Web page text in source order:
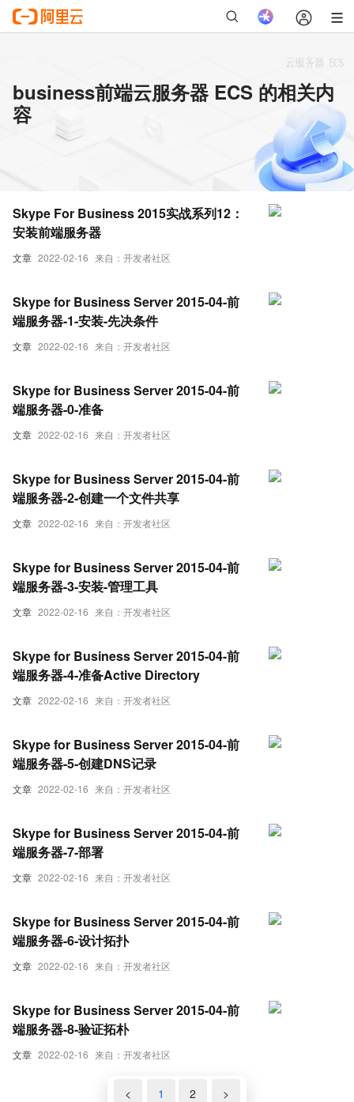
business前端云服务器 ECS 的相关内
容
文章 2022-02-16 来自：开发者社区
Skype For Business 2015实战系列12：
安装前端服务器
文章 2022-02-16 来自：开发者社区
Skype for Business Server 2015-04-前
端服务器-1-安装-先决条件
文章 2022-02-16 来自：开发者社区
Skype for Business Server 2015-04-前
端服务器-0-准备
文章 2022-02-16 来自：开发者社区
Skype for Business Server 2015-04-前
端服务器-2-创建一个文件共享
文章 2022-02-16 来自：开发者社区
Skype for Business Server 2015-04-前
端服务器-3-安装-管理工具
文章 2022-02-16 来自：开发者社区
Skype for Business Server 2015-04-前
端服务器-4-准备Active Directory
文章 2022-02-16 来自：开发者社区
Skype for Business Server 2015-04-前
端服务器-5-创建DNS记录
文章 2022-02-16 来自：开发者社区
Skype for Business Server 2015-04-前
端服务器-7-部署
文章 2022-02-16 来自：开发者社区
Skype for Business Server 2015-04-前
端服务器-6-设计拓扑
文章 2022-02-16 来自：开发者社区
Skype for Business Server 2015-04-前
端服务器-8-验证拓朴
< 1 2 >